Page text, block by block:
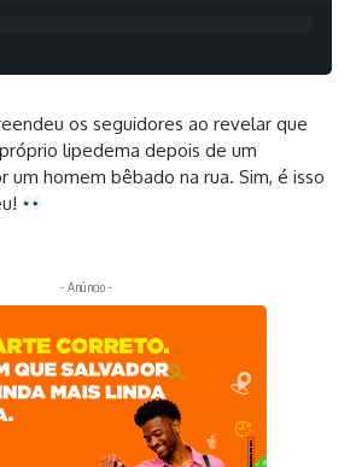
os seguidores ao revelar que
lipedema depois de um
homem bêbado na rua. Sim, é isso
- Anúncio -